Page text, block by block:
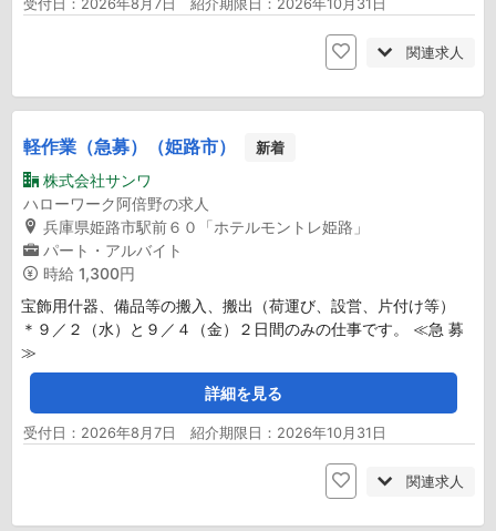
受付日：2026年8月7日 紹介期限日：2026年10月31日
関連求人
軽作業（急募）（姫路市） 新着
株式会社サンワ
ハローワーク阿倍野の求人
兵庫県姫路市駅前６０「ホテルモントレ姫路」
パート・アルバイト
時給 1,300円
宝飾用什器、備品等の搬入、搬出（荷運び、設営、片付け等）
＊９／２（水）と９／４（金）２日間のみの仕事です。 ≪急 募
≫
詳細を見る
受付日：2026年8月7日 紹介期限日：2026年10月31日
関連求人